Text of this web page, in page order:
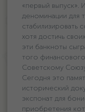
«первый выпуск».
деноминации для
стабилизировать
хотя достичь
эти банкноты
того
Советскому
Сегодня это
исторический
экспонат для
приобретения